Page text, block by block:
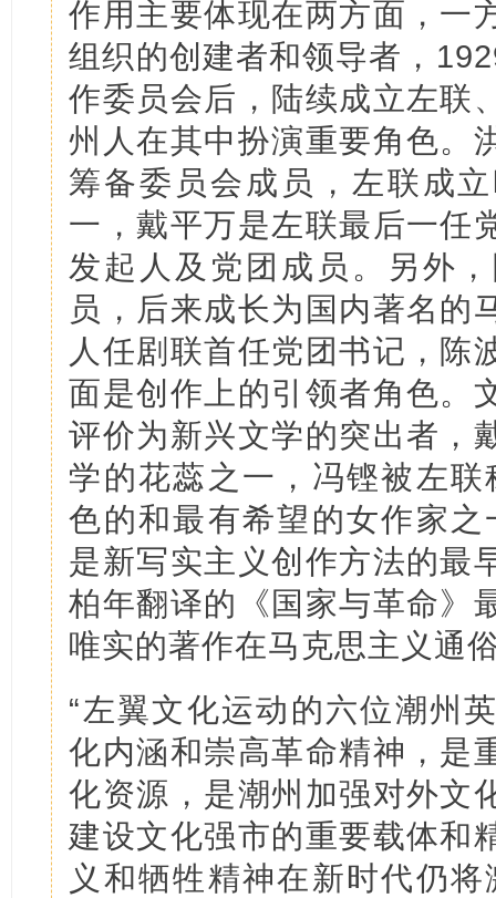
作用主要体现在两方面，一
组织的创建者和领导者，
作委员会后，陆续成立左联
州人在其中扮演重要角色。
筹备委员会成员，左联成
一，戴平万是左联最后一任
发起人及党团成员。另外
员，后来成长为国内著名的
人任剧联首任党团书记，陈
面是创作上的引领者角色。
评价为新兴文学的突出者，
学的花蕊之一，冯铿被左
色的和最有希望的女作家
是新写实主义创作方法的最
柏年翻译的《国家与革命》
唯实的著作在马克思主义通
“左翼文化运动的六位潮州
化内涵和崇高革命精神，是
化资源，是潮州加强对外文
建设文化强市的重要载体和
义和牺牲精神在新时代仍